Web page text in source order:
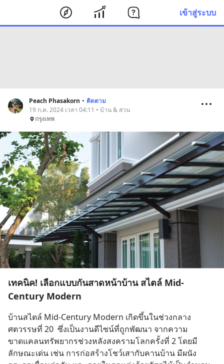
เข้าสู่ระบบ
Peach Phasakorn • ติดตาม
19 ก.ค. 2024 เวลา 04:11 • บ้าน & สวน
กรุงเทพ
เทคนิค! เลือกแบบกันสาดหน้าบ้าน สไตล์ Mid-
Century Modern
บ้านสไตล์ Mid-Century Modern เกิดขึ้นในช่วงกลาง
ศตวรรษที่ 20  ซึ่งเป็นงานดีไซน์ที่ถูกพัฒนา จากความ
ขาดแคลนทรัพยากรช่วงหลังสงครามโลกครั้งที่ 2 โดยมี
ลักษณะเด่น เช่น การก่อสร้างโชว์เสากับคานบ้าน มีผนัง